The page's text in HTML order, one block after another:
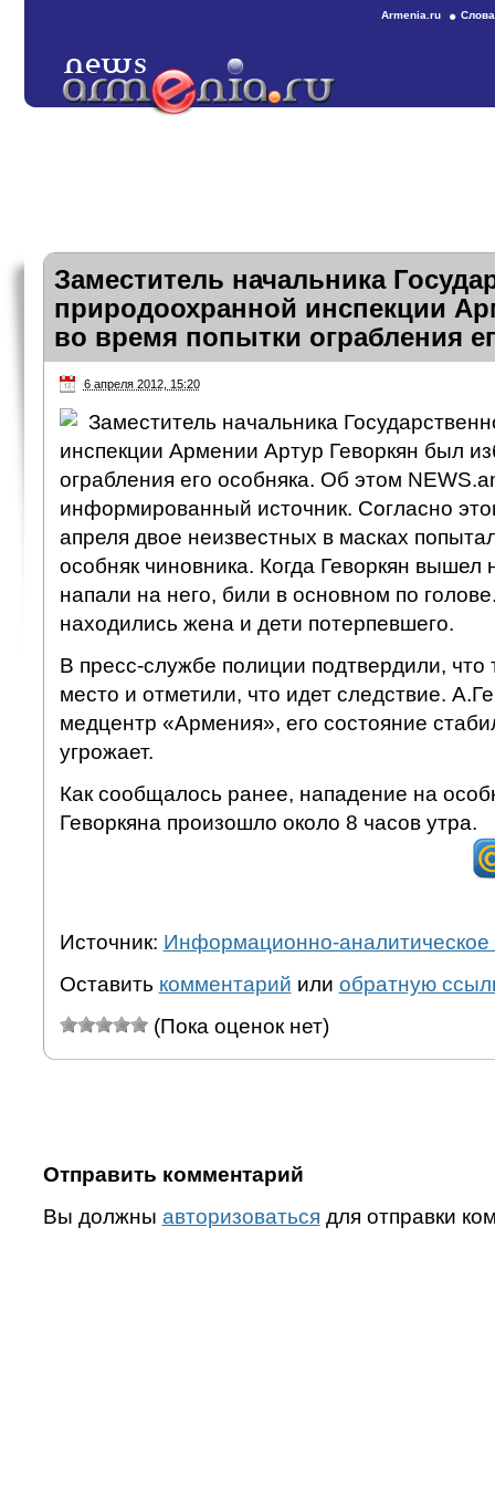
Armenia.ru
Заместитель начальника
природоохранной инспекции
во время попытки ограбления
6 апреля 2012, 15:20
Заместитель начальника
инспекции Армении Артур Геворкян был
ограбления его особняка. Об этом
информированный источник. Согласно
апреля двое неизвестных в масках
особняк чиновника. Когда Геворкян вышел
напали на него, били в основном по
находились жена и дети потерпевшего.
В пресс-службе полиции подтвердили, что
место и отметили, что идет следствие.
медцентр «Армения», его состояние
угрожает.
Как сообщалось ранее, нападение на
Геворкяна произошло около 8 часов утра.
Источник: Информационно-аналитическое
Оставить комментарий или обратную
(Пока оценок нет)
Отправить комментарий
Вы должны авторизоваться для отправки